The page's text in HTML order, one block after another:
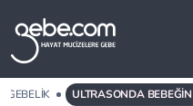
GEBELIK